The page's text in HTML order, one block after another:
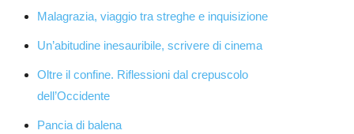
Malagrazia, viaggio tra streghe e inquisizione
Un’abitudine inesauribile, scrivere di cinema
Oltre il confine. Riflessioni dal crepuscolo
dell’Occidente
Pancia di balena